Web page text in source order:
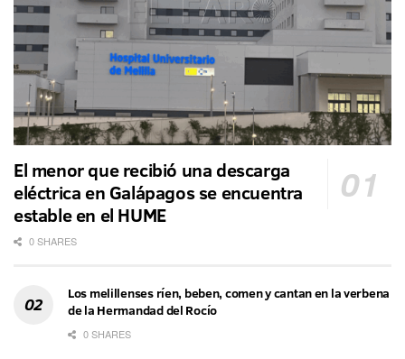
El menor que recibió una descarga
eléctrica en Galápagos se encuentra
estable en el HUME
0 SHARES
Los melillenses ríen, beben, comen y cantan en la verbena
de la Hermandad del Rocío
0 SHARES